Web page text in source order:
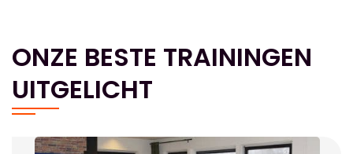
ONZE BESTE TRAININGEN
UITGELICHT